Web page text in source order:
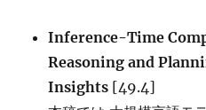
Inference-Time
Reasoning and
Insights [49.4]